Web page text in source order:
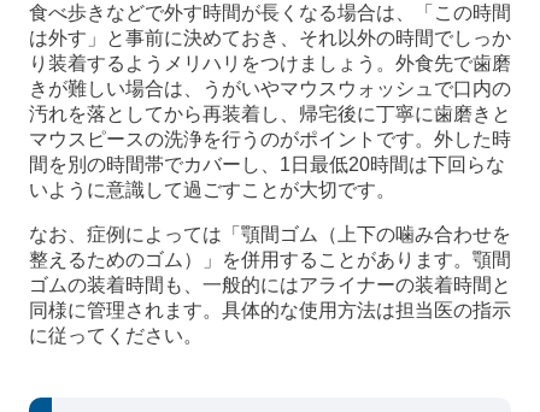
食べ歩きなどで外す時間が長くなる場合は、「この時間
は外す」と事前に決めておき、それ以外の時間でしっか
り装着するようメリハリをつけましょう。外食先で歯磨
きが難しい場合は、うがいやマウスウォッシュで口内の
汚れを落としてから再装着し、帰宅後に丁寧に歯磨きと
マウスピースの洗浄を行うのがポイントです。外した時
間を別の時間帯でカバーし、1日最低20時間は下回らな
いように意識して過ごすことが大切です。
なお、症例によっては「顎間ゴム（上下の噛み合わせを
整えるためのゴム）」を併用することがあります。顎間
ゴムの装着時間も、一般的にはアライナーの装着時間と
同様に管理されます。具体的な使用方法は担当医の指示
に従ってください。